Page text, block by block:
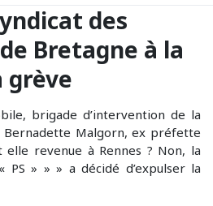
des
Bretagne à la
grève
brigade d’intervention de la
Malgorn, ex préfette
elle revenue à Rennes ? Non, la
PS » » » a décidé d’expulser la